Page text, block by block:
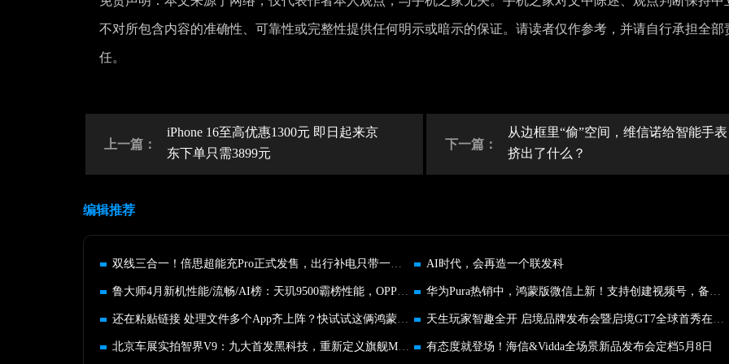
不对所包含内容的准确性、可靠性或完整性提供任何明示或暗示的保证。请读者仅作参考，并请自行承担全部
任。
上一篇：
iPhone 16至高优惠1300元 即日起来京
东下单只需3899元
下一篇：
从边框里“偷”空间，维信诺给智能手表
挤出了什么？
编辑推荐
双线三合一！倍思超能充Pro正式发售，出行补电只带一个就够 AI时代，会再造一个联发科
鲁大师4月新机性能/流畅/AI榜：天玑9500霸榜性能，OPPO双榜登顶 华为Pura热销中，鸿蒙版微信上新！支持创建视频号，备份更轻松
还在粘贴链接 处理文件多个App齐上阵？快试试这俩鸿蒙效率神器 天生玩家智趣全开 启境品牌发布会暨启境GT7全球首秀在广州举行
北京车展实拍智界V9：九大首发黑科技，重新定义旗舰MPV 有态度就登场！海信&Vidda全场景新品发布会定档5月8日